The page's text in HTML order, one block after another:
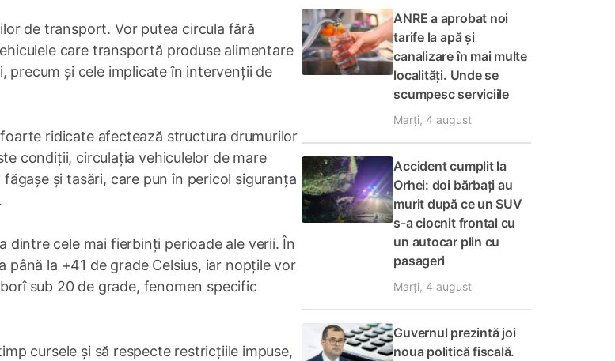
de transport. Vor putea circula fără
care transportă produse alimentare
precum și cele implicate în intervenții de
ridicate afectează structura drumurilor
condiții, circulația vehiculelor de mare
și tasări, care pun în pericol siguranța
dintre cele mai fierbinți perioade ale verii. În
până la +41 de grade Celsius, iar nopțile vor
sub 20 de grade, fenomen specific
cursele și să respecte restricțiile impuse,
ANRE a aprobat noi
tarife la apă și
canalizare în mai multe
localități. Unde se
scumpesc serviciile
Marți, 4 august
Accident cumplit la
Orhei: doi bărbați au
murit după ce un SUV
s-a ciocnit frontal cu
un autocar plin cu
pasageri
Marți, 4 august
Guvernul prezintă joi
noua politică fiscală.